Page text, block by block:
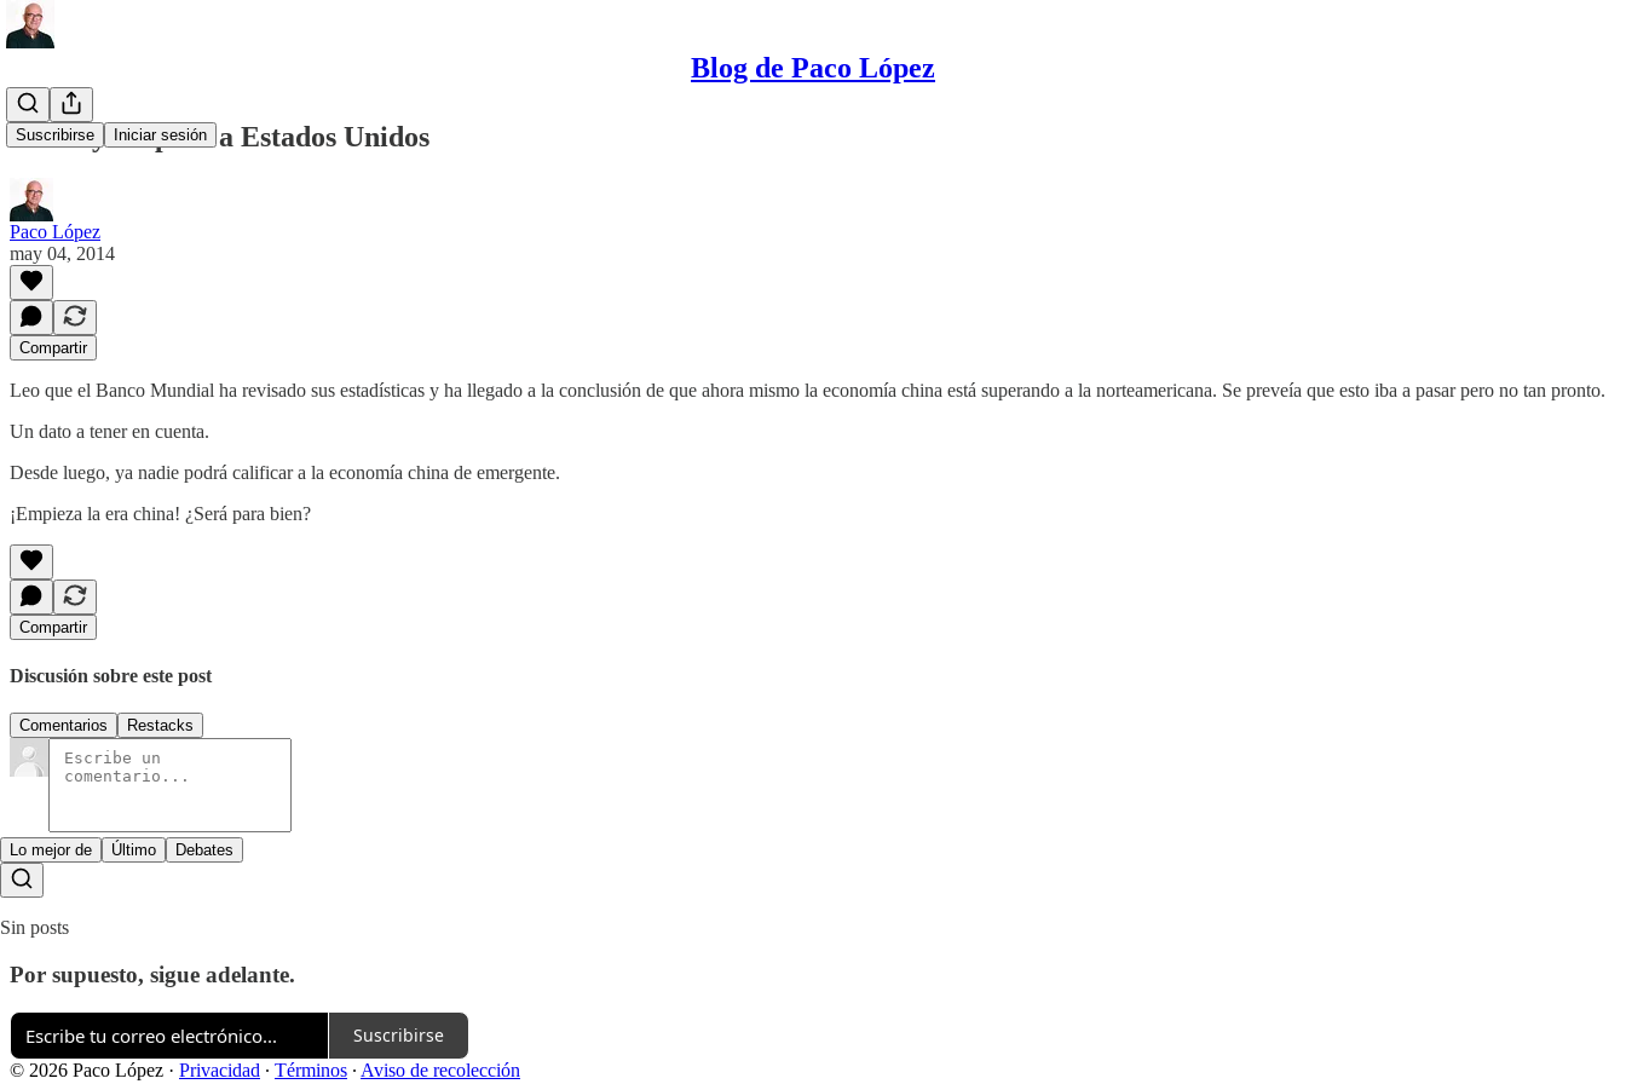
Blog de Paco López
Suscribirse Iniciar sesión
China ya supera a Estados Unidos
Paco López
may 04, 2014
Compartir
Leo que el Banco Mundial ha revisado sus estadísticas y ha llegado a la conclusión de que ahora mismo la economía china está superando a la norteamericana. Se preveía que esto iba a pasar pero no tan pronto.
Un dato a tener en cuenta.
Desde luego, ya nadie podrá calificar a la economía china de emergente.
¡Empieza la era china! ¿Será para bien?
Compartir
Discusión sobre este post
Comentarios Restacks
Lo mejor de Último Debates
Sin posts
Por supuesto, sigue adelante.
Suscribirse
© 2026 Paco López · Privacidad ∙ Términos ∙ Aviso de recolección